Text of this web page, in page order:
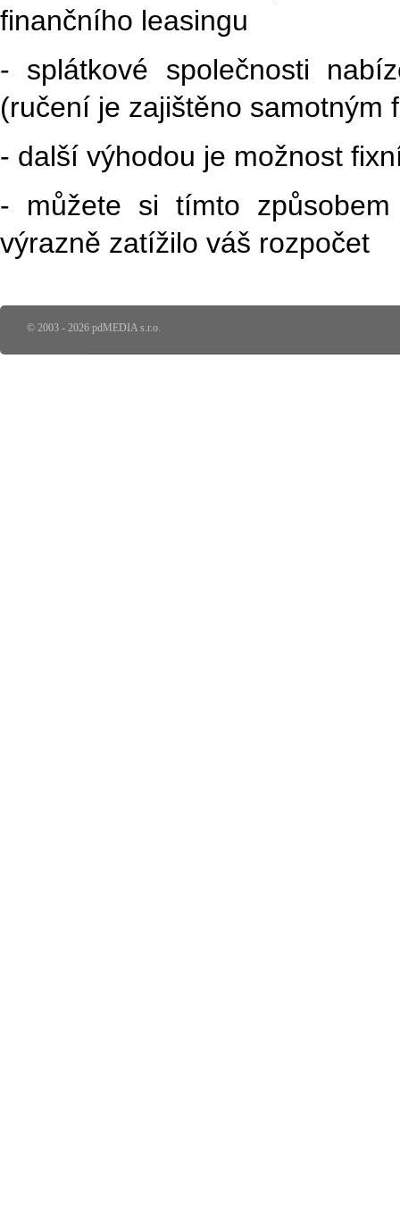
finančního leasingu
- splátkové společnosti
(ručení je zajištěno samotným
- další výhodou je možnost
- můžete si tímto
výrazně zatížilo váš rozpočet
© 2003 - 2026 pdMEDIA s.r.o.